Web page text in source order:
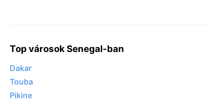
Top városok Senegal-ban
Dakar
Touba
Pikine